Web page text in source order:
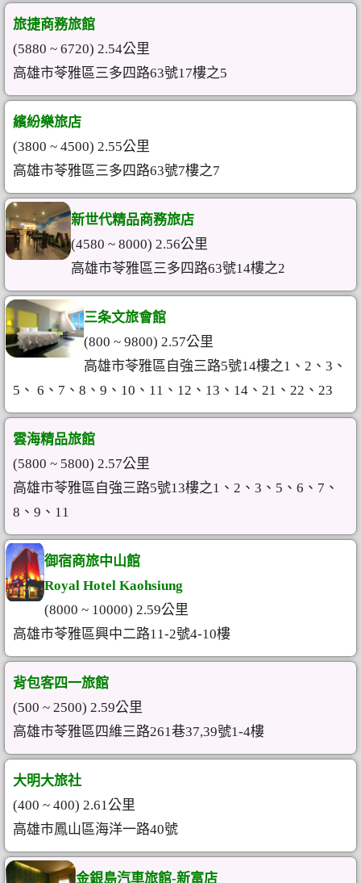
旅捷商務旅館
(5880 ~ 6720) 2.54公里
高雄市苓雅區三多四路63號17樓之5
繽紛樂旅店
(3800 ~ 4500) 2.55公里
高雄市苓雅區三多四路63號7樓之7
新世代精品商務旅店
(4580 ~ 8000) 2.56公里
高雄市苓雅區三多四路63號14樓之2
三条文旅會館
(800 ~ 9800) 2.57公里
高雄市苓雅區自強三路5號14樓之1、2、3、
5、 6、7、8、9、10、11、12、13、14、21、22、23
雲海精品旅館
(5800 ~ 5800) 2.57公里
高雄市苓雅區自強三路5號13樓之1、2、3、5、6、7、
8、9、11
御宿商旅中山館
Royal Hotel Kaohsiung
(8000 ~ 10000) 2.59公里
高雄市苓雅區興中二路11-2號4-10樓
背包客四一旅館
(500 ~ 2500) 2.59公里
高雄市苓雅區四維三路261巷37,39號1-4樓
大明大旅社
(400 ~ 400) 2.61公里
高雄市鳳山區海洋一路40號
金銀島汽車旅館-新富店